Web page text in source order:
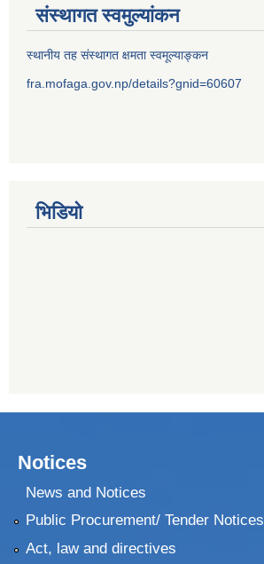
संस्थागत स्वमुल्यांकन
स्थानीय तह संस्थागत क्षमता स्वमूल्याङ्कन
fra.mofaga.gov.np/details?gnid=60607
भिडियो
Notices
News and Notices
Public Procurement/ Tender Notices
Act, law and directives